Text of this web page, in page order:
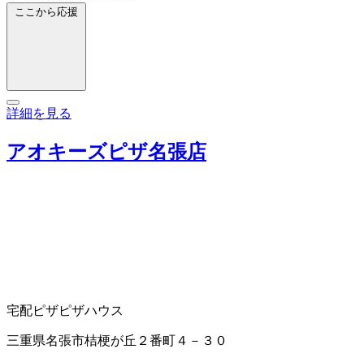
ここから応援
詳細を見る
アオキーズピザ名張店
宅配ピザピザハウス
三重県名張市桔梗が丘２番町４－３０